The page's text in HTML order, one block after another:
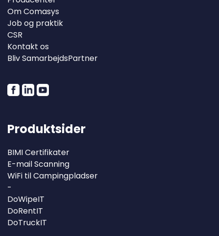
Om Comasys
Job og praktik
CSR
Kontakt os
Bliv SamarbejdsPartner
Produktsider
BIMI Certifikater
E-mail Scanning
WiFi til Campingpladser
-
DoWipeIT
DoRentIT
DoTruckIT